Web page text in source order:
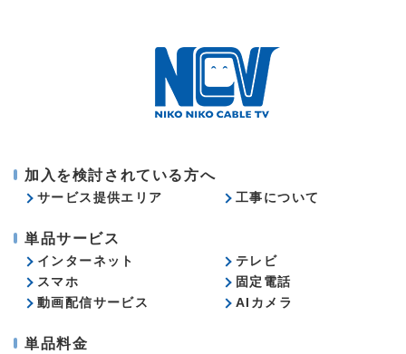
加入を検討されている方へ
サービス提供エリア 工事について
単品サービス
インターネット
テレビ
スマホ
固定電話
動画配信サービス
AIカメラ
単品料金